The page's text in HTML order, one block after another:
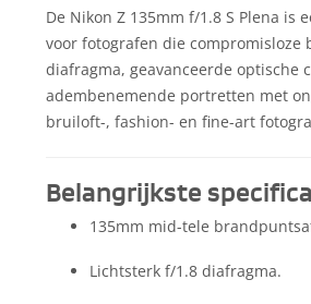
De Nikon Z 135mm f/1.8 S Plena
voor fotografen die
diafragma, geavanceerde optische
adembenemende portretten met
bruiloft-, fashion- en fine-art
Belangrijkste
135mm mid-tele
Lichtsterk f/1.8 diafragma.